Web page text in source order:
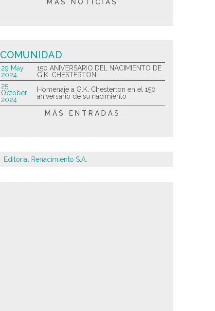
MÁS NOTICIAS
COMUNIDAD
29 May
2024
150 ANIVERSARIO DEL NACIMIENTO DE
G.K. CHESTERTON
25
October
2024
Homenaje a G.K. Chesterton en el 150
aniversario de su nacimiento
MÁS ENTRADAS
Editorial Renacimiento S.A.